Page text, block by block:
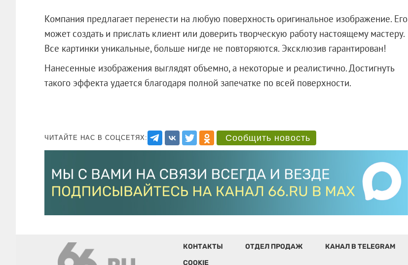
Компания предлагает перенести на любую поверхность оригинальное изображение. Его
может создать и прислать клиент или доверить творческую работу настоящему мастеру.
Все картинки уникальные, больше нигде не повторяются. Эксклюзив гарантирован!
Нанесенные изображения выглядят объемно, а некоторые и реалистично. Достигнуть
такого эффекта удается благодаря полной запечатке по всей поверхности.
ЧИТАЙТЕ НАС В СОЦСЕТЯХ: Сообщить новость
КОНТАКТЫ ОТДЕЛ ПРОДАЖ КАНАЛ В TELEGRAM
COOKIE